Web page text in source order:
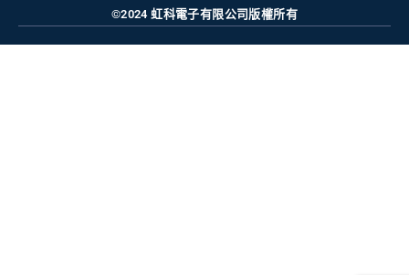
©2024 虹科電子有限公司版權所有